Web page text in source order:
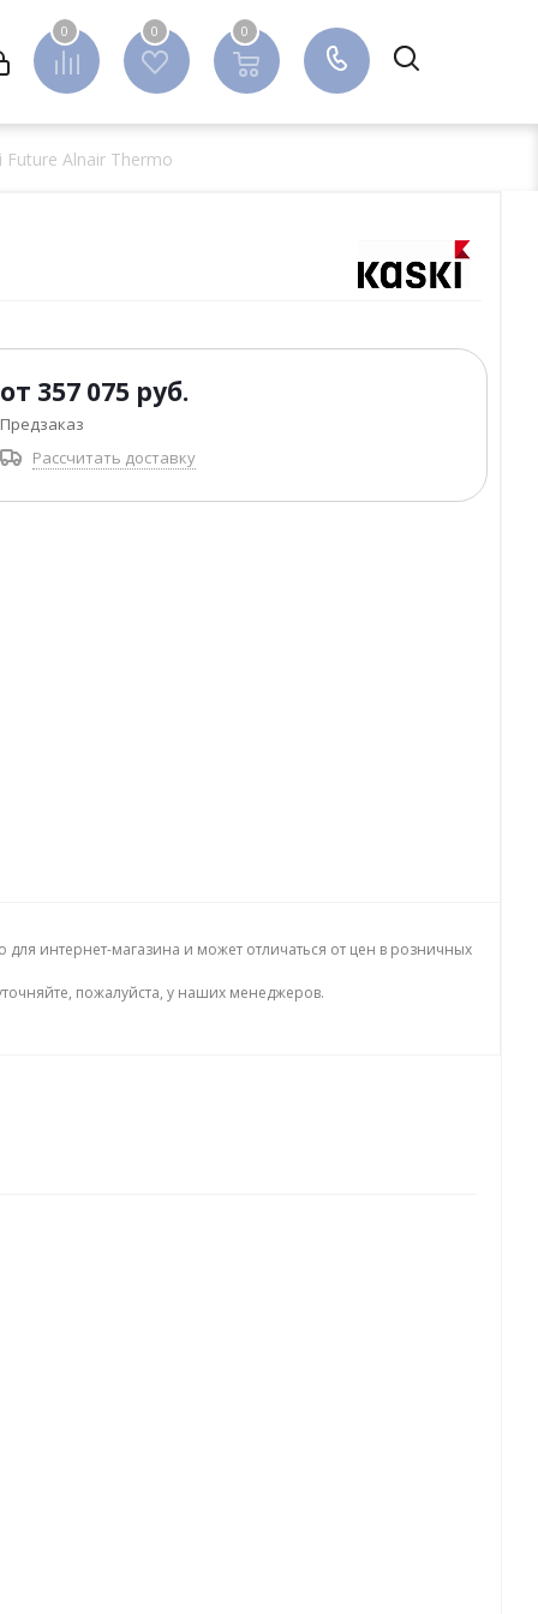
0 0 0
0
Future Alnair Thermo
от 357 075 руб.
Предзаказ
Рассчитать доставку
для интернет-магазина и может отличаться от цен в розничных
пожалуйста, у наших менеджеров.